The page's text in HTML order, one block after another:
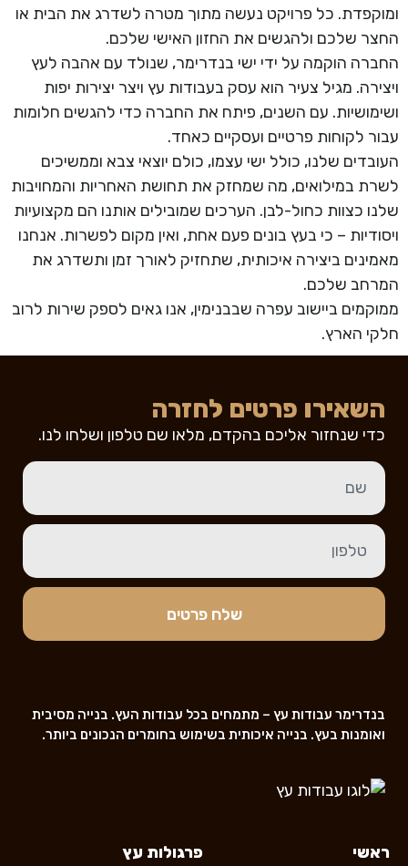
ומוקפדת. כל פרויקט נעשה מתוך מטרה לשדרג את הבית או
החצר שלכם ולהגשים את החזון האישי שלכם.
החברה הוקמה על ידי ישי בנדרימר, שנולד עם אהבה לעץ
ויצירה. מגיל צעיר הוא עסק בעבודות עץ ויצר יצירות יפות
ושימושיות. עם השנים, פיתח את החברה כדי להגשים חלומות
עבור לקוחות פרטיים ועסקיים כאחד.
העובדים שלנו, כולל ישי עצמו, כולם יוצאי צבא וממשיכים
לשרת במילואים, מה שמחזק את תחושת האחריות והמחויבות
שלנו כצוות כחול-לבן. הערכים שמובילים אותנו הם מקצועיות
ויסודיות – כי בעץ בונים פעם אחת, ואין מקום לפשרות. אנחנו
מאמינים ביצירה איכותית, שתחזיק לאורך זמן ותשדרג את
המרחב שלכם.
ממוקמים ביישוב עפרה שבבנימין, אנו גאים לספק שירות לרוב
חלקי הארץ.
השאירו פרטים לחזרה
כדי שנחזור אליכם בהקדם, מלאו שם טלפון ושלחו לנו.
שלח פרטים
בנדרימר עבודות עץ – מתמחים בכל עבודות העץ. בנייה מסיבית
ואומנות בעץ. בנייה איכותית בשימוש בחומרים הנכונים ביותר.
ראשי פרגולות עץ